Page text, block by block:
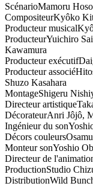
ScénarioMamoru
CompositeurKyôko
Producteur musical
ProducteurYuichiro
Kawamura
Producteur exécutif
Producteur associé
Shuzo Kasahara
MontageShigeru
Directeur artistique
DécorateurAnri Jôjô,
Ingénieur du son
Décors couleurs
Monteur sonYoshio
Directeur de
ProductionStudio
DistributionWild